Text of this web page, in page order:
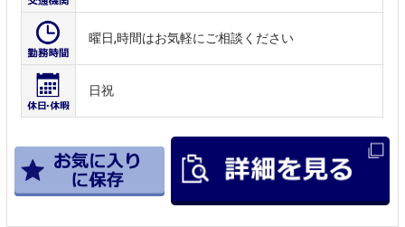
曜日,時間はお気軽にご相談ください
日祝